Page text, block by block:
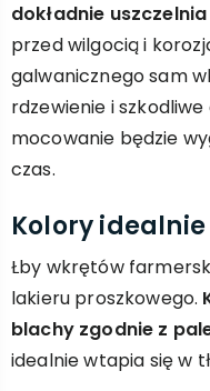
dokładnie
przed wilgocią i
galwanicznego sam
rdzewienie i
mocowanie będzie
czas.
Kolory
Łby wkrętów
lakieru proszkowego.
blachy zgodnie z
idealnie wtapia się w